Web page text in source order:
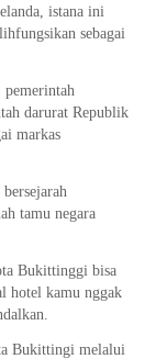
istana ini
sebagai
pemerintah
darurat Republik
markas
tamu negara
Bukittinggi bisa
hotel kamu nggak
Bukittingi melalui